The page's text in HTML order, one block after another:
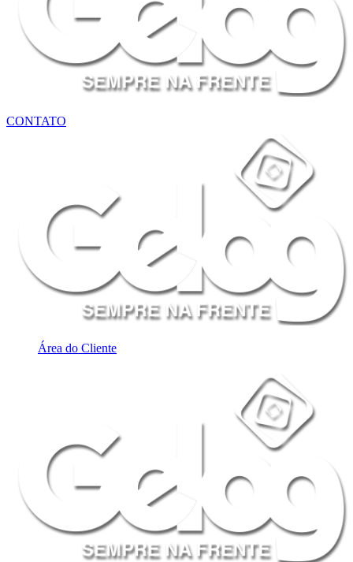
CONTATO
Área do Cliente